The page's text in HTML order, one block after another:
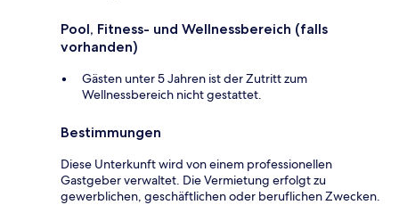
Pool, Fitness- und Wellnessbereich (falls
vorhanden)
Gästen unter 5 Jahren ist der Zutritt zum
Wellnessbereich nicht gestattet.
Bestimmungen
Diese Unterkunft wird von einem professionellen
Gastgeber verwaltet. Die Vermietung erfolgt zu
gewerblichen, geschäftlichen oder beruflichen Zwecken.